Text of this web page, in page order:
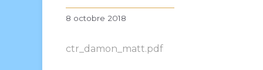
8 octobre 2018
ctr_damon_matt.pdf